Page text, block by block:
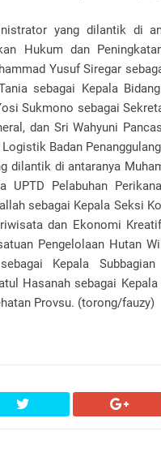
yang dilantik di
Hukum dan
Yusuf Siregar
sebagai Kepala
Sukmono sebagai
dan Sri Wahyuni
Badan
dilantik di antaranya
UPTD Pelabuhan
sebagai Kepala Seksi
dan Ekonomi
Pengelolaan Hutan
Kepala
Hasanah sebagai
Provsu. (torong/fauzy)